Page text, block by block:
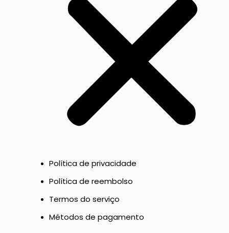
Política de privacidade
Política de reembolso
Termos do serviço
Métodos de pagamento